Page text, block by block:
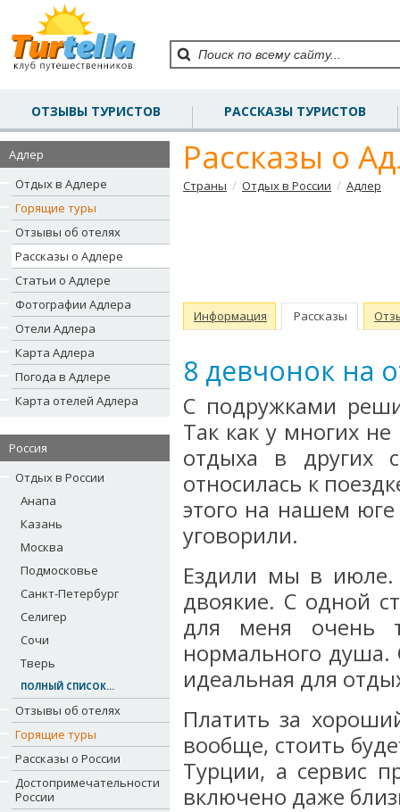
ОТЗЫВЫ ТУРИСТОВ РАССКАЗЫ ТУРИСТОВ
Адлер
Отдых в Адлере
Горящие туры
Отзывы об отелях
Рассказы о Адлере
Статьи о Адлере
Фотографии Адлера
Отели Адлера
Карта Адлера
Погода в Адлере
Карта отелей Адлера
Россия
Отдых в России
Анапа
Казань
Москва
Подмосковье
Санкт-Петербург
Селигер
Сочи
Тверь
ПОЛНЫЙ СПИСОК...
Отзывы об отелях
Горящие туры
Рассказы о России
Достопримечательности
России
Рассказы о
Страны / Отдых в России / Адлер
Информация Рассказы
8 девчонок на
С подружками
Так как у многих
отдыха в других
относилась к
этого на нашем
уговорили.
Ездили мы в июле.
двоякие. С одной
для меня очень
нормального душа.
идеальная для
Платить за
вообще, стоить
Турции, а сервис
включено даже